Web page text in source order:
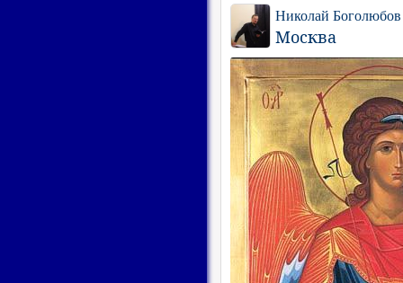
Николай Боголюбов
Москва